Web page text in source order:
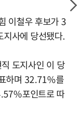
이철우 후보가 3
사에 당선됐다.
도지사인 이 당
하며 32.71%를
포인트로 따